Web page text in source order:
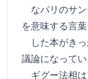
なパリのサ
を意味する言
した本がき
議論になって
ギグー法相は